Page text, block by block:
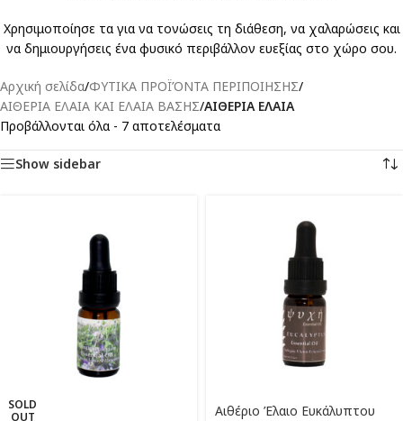
Χρησιμοποίησε τα για να τονώσεις τη διάθεση, να χαλαρώσεις και
να δημιουργήσεις ένα φυσικό περιβάλλον ευεξίας στο χώρο σου.
Αρχική σελίδα/ΦΥΤΙΚΑ ΠΡΟΪΌΝΤΑ ΠΕΡΙΠΟΙΗΣΗΣ/
ΑΙΘΕΡΙΑ ΕΛΑΙΑ ΚΑΙ ΕΛΑΙΑ ΒΑΣΗΣ/ΑΙΘΕΡΙΑ ΕΛΑΙΑ
Προβάλλονται όλα - 7 αποτελέσματα
Show sidebar
SOLD
OUT
Αιθέριο Έλαιο Ευκάλυπτου